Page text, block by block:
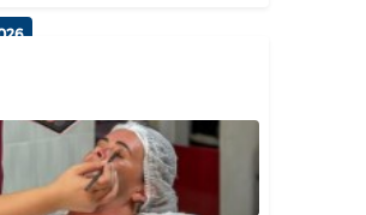
Realizados: III Casamento
oficializa a un...